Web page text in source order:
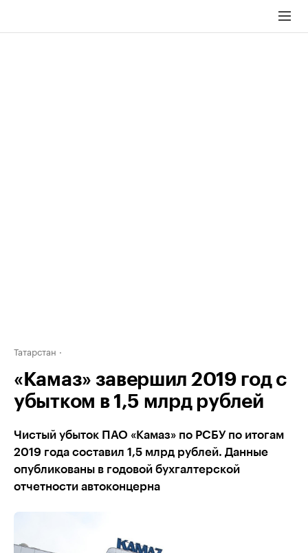
Татарстан
«Камаз» завершил 2019 год с
убытком в 1,5 млрд рублей
Чистый убыток ПАО «Камаз» по РСБУ по итогам
2019 года составил 1,5 млрд рублей. Данные
опубликованы в годовой бухгалтерской
отчетности автоконцерна